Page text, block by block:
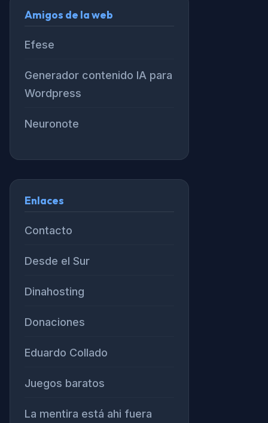
Amigos de la web
Efese
Generador contenido IA para
Wordpress
Neuronote
Enlaces
Contacto
Desde el Sur
Dinahosting
Donaciones
Eduardo Collado
Juegos baratos
La mentira está ahi fuera